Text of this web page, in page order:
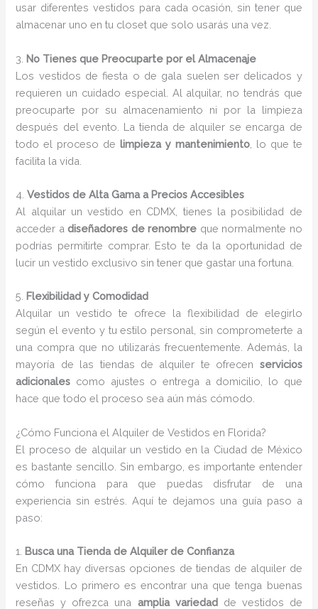
usar diferentes vestidos para cada ocasión, sin tener que
almacenar uno en tu closet que solo usarás una vez.
3. No Tienes que Preocuparte por el Almacenaje
Los vestidos de fiesta o de gala suelen ser delicados y
requieren un cuidado especial. Al alquilar, no tendrás que
preocuparte por su almacenamiento ni por la limpieza
después del evento. La tienda de alquiler se encarga de
todo el proceso de limpieza y mantenimiento, lo que te
facilita la vida.
4.Vestidos de Alta Gama a Precios Accesibles
Al alquilar un vestido en CDMX, tienes la posibilidad de
acceder adiseñadores de renombre que normalmente no
podrías permitirte comprar. Esto te da la oportunidad de
lucir un vestido exclusivo sin tener que gastar una fortuna.
5. Flexibilidad y Comodidad
Alquilar un vestido te ofrece la flexibilidad de elegirlo
según el evento y tu estilo personal, sin comprometerte a
una compra que no utilizarás frecuentemente. Además, la
mayoría de las tiendas de alquiler te ofrecen servicios
adicionales como ajustes o entrega a domicilio, lo que
hace que todo el proceso sea aún más cómodo.
¿Cómo Funciona el Alquiler de Vestidos en Florida?
El proceso de alquilar un vestido en la Ciudad de México
es bastante sencillo. Sin embargo, es importante entender
cómo funciona para que puedas disfrutar de una
experiencia sin estrés. Aquí te dejamos una guía paso a
paso:
1. Busca una Tienda de Alquiler de Confianza
En CDMX hay diversas opciones de tiendas de alquiler de
vestidos. Lo primero es encontrar una que tenga buenas
reseñas y ofrezca una amplia variedadde vestidos de